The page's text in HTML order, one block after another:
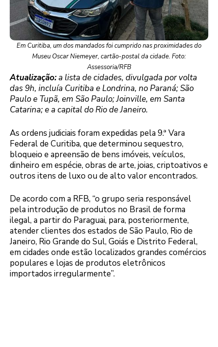
Em Curitiba, um dos mandados foi cumprido nas proximidades do
Museu Oscar Niemeyer, cartão-postal da cidade. Foto:
Assessoria/RFB
Atualização:a lista de cidades, divulgada por volta
das 9h, incluía Curitiba e Londrina, no Paraná; São
Paulo e Tupã, em São Paulo; Joinville, em Santa
Catarina; e a capital do Rio de Janeiro.
As ordens judiciais foram expedidas pela 9.ª Vara
Federal de Curitiba, que determinou sequestro,
bloqueio e apreensão de bens imóveis, veículos,
dinheiro em espécie, obras de arte, joias, criptoativos e
outros itens de luxo ou de alto valor encontrados.
De acordo com a RFB, “o grupo seria responsável
pela introdução de produtos no Brasil de forma
ilegal, a partir do Paraguai, para, posteriormente,
atender clientes dos estados de São Paulo, Rio de
Janeiro, Rio Grande do Sul, Goiás e Distrito Federal,
em cidades onde estão localizados grandes comércios
populares e lojas de produtos eletrônicos
importados irregularmente”.